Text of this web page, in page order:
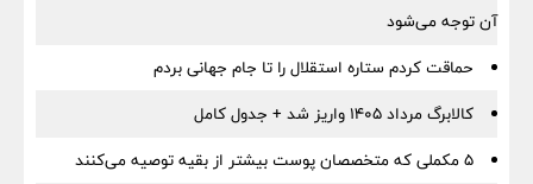
آن توجه می‌شود
حماقت کردم ستاره استقلال را تا جام جهانی بردم
کالابرگ مرداد ۱۴۰۵ واریز شد + جدول کامل
۵ مکملی که متخصصان پوست بیشتر از بقیه توصیه می‌کنند